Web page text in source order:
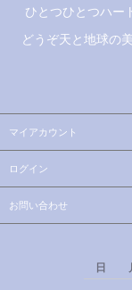
ひとつひとつハー
どうぞ天と地球の
マイアカウント
ログイン
お問い合わせ
日